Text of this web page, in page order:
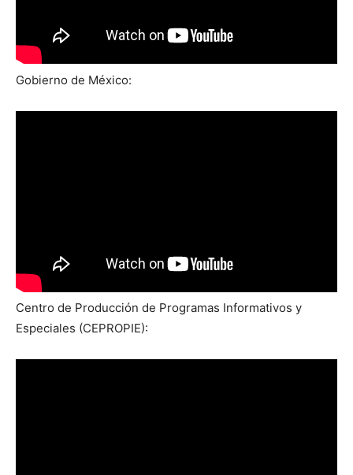
Gobierno de México:
Centro de Producción de Programas Informativos y
Especiales (CEPROPIE):